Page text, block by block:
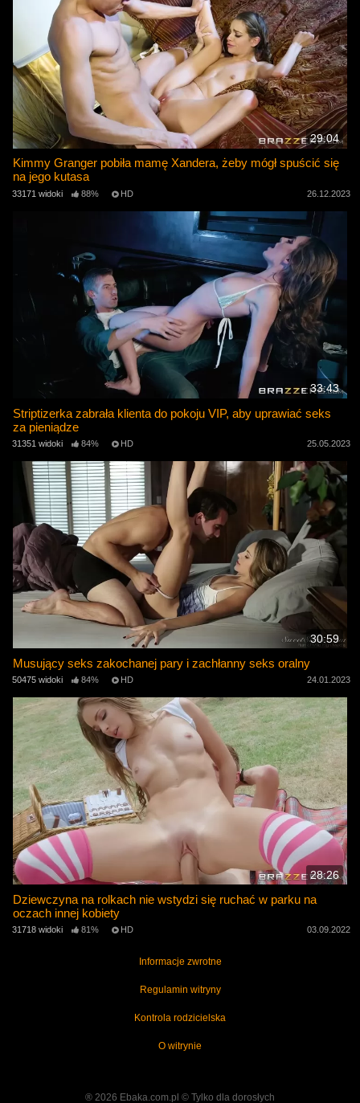
29:04
Kimmy Granger pobiła mamę Xandera, żeby mógł spuścić się
na jego kutasa
33171 widoki 88% HD 26.12.2023
33:43
Striptizerka zabrała klienta do pokoju VIP, aby uprawiać seks
za pieniądze
31351 widoki 84% HD 25.05.2023
30:59
Musujący seks zakochanej pary i zachłanny seks oralny
50475 widoki 84% HD 24.01.2023
28:26
Dziewczyna na rolkach nie wstydzi się ruchać w parku na
oczach innej kobiety
31718 widoki 81% HD 03.09.2022
Informacje zwrotne
Regulamin witryny
Kontrola rodzicielska
O witrynie
® 2026 Ebaka.com.pl ©️ Tylko dla dorosłych